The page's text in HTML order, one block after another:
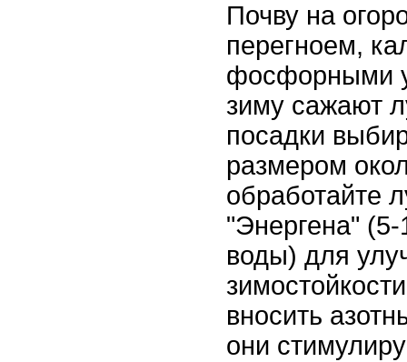
Почву на
перегноем,
фосфорными
зиму сажают
посадки
размером
обработайте
"Энергена"
воды) для
вносить
они